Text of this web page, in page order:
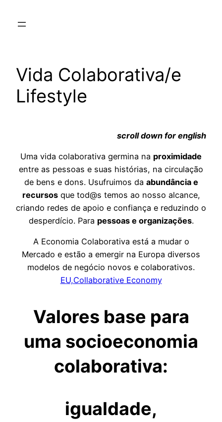
para
Vida Colaborativa/e
Lifestyle
scroll down for english
Uma vida colaborativa germina na proximidade
entre as pessoas e suas histórias, na circulação
de bens e dons. Usufruimos da abundância e
recursosque tod@s temos ao nosso alcance,
criando redes de apoio e confiança e reduzindo o
desperdício. Para pessoas e organizações.
A Economia Colaborativa está a mudar o
Mercado e estão a emergir na Europa diversos
modelos de negócio novos e colaborativos.
EU,Collaborative Economy
Valores base para
uma socioeconomia
colaborativa:
igualdade,